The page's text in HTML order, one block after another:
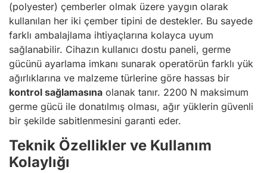
(polyester) çemberler olmak üzere yaygın olarak
kullanılan her iki çember tipini de destekler. Bu sayede
farklı ambalajlama ihtiyaçlarına kolayca uyum
sağlanabilir. Cihazın kullanıcı dostu paneli, germe
gücünü ayarlama imkanı sunarak operatörün farklı yük
ağırlıklarına ve malzeme türlerine göre hassas bir
kontrol sağlamasına olanak tanır. 2200 N maksimum
germe gücü ile donatılmış olması, ağır yüklerin güvenli
bir şekilde sabitlenmesini garanti eder.
Teknik Özellikler ve Kullanım
Kolaylığı